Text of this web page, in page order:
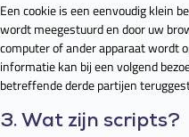
Een cookie is een eenvoudig klein
wordt meegestuurd en door uw
computer of ander apparaat wordt
informatie kan bij een volgend
betreffende derde partijen
3. Wat zijn scripts?